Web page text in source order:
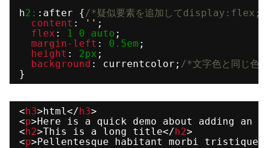
h2: :after {/*疑似要素を追加してdisplay:flex;
content : '' ;
flex : 1 0 auto ;
margin-left : 0.5em ;
height : 2px ;
background : currentcolor; /*文字色と同じ色
}
<h3>html</h3>
<p>Here is a quick demo about adding
<h2>This is a long title</h2>
<p>Pellentesque habitant morbi tristique